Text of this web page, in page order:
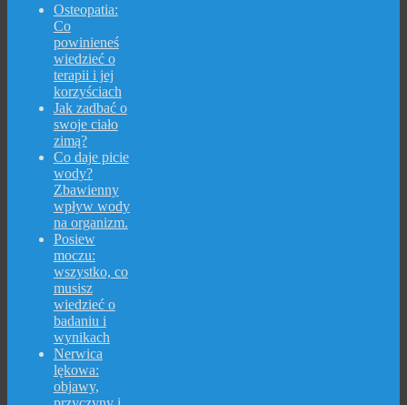
Osteopatia:
Co
powinieneś
wiedzieć o
terapii i jej
korzyściach
Jak zadbać o
swoje ciało
zimą?
Co daje picie
wody?
Zbawienny
wpływ wody
na organizm.
Posiew
moczu:
wszystko, co
musisz
wiedzieć o
badaniu i
wynikach
Nerwica
lękowa:
objawy,